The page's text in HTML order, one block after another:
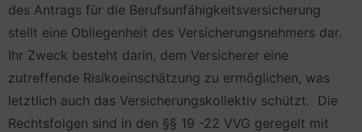
des Antrags für die Berufsunfähigkeitsversicherung
stellt eine Obliegenheit des Versicherungsnehmers dar.
Ihr Zweck besteht darin, dem Versicherer eine
zutreffende Risikoeinschätzung zu ermöglichen, was
letztlich auch das Versicherungskollektiv schützt. Die
Rechtsfolgen sind in den §§ 19 -22 VVG geregelt mit